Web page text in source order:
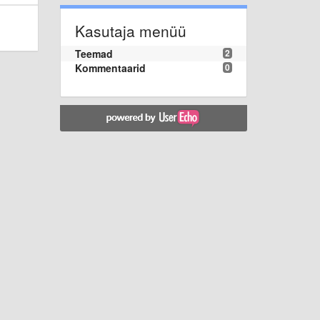
Kasutaja menüü
2
Teemad
0
Kommentaarid